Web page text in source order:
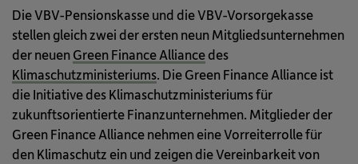
Die VBV-Pensionskasse und die VBV-Vorsorgekasse
stellen gleich zwei der ersten neun Mitgliedsunternehmen
der neuenGreen Finance Alliancedes
Klimaschutzministeriums. Die Green Finance Alliance ist
die Initiative des Klimaschutzministeriums für
zukunftsorientierte Finanzunternehmen. Mitglieder der
Green Finance Alliance nehmen eine Vorreiterrolle für
den Klimaschutz ein und zeigen die Vereinbarkeit von